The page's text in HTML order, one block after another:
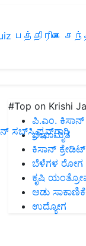
பத்திரிகை
ಸಬ್‌ಸ್ಕ್ರಿಪ್ಷನ್‌ಗಾಗಿ
#Top on Krishi
ಪಿ.ಎಂ. ಕಿಸಾನ್
ಜೀವಾಮೃತ
ಕಿಸಾನ್
ಬೆಳೆಗಳ ರೋಗ
ಕೃಷಿ
ಆಡು ಸಾಕಾಣಿಕೆ
ಉದ್ಯೋಗ